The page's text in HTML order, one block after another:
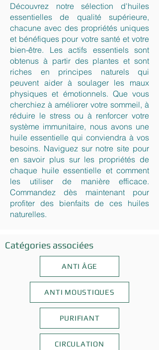
Découvrez notre sélection d'huiles
essentielles de qualité supérieure,
chacune avec des propriétés uniques
et bénéfiques pour votre santé et votre
bien-être. Les actifs essentiels sont
obtenus à partir des plantes et sont
riches en principes naturels qui
peuvent aider à soulager les maux
physiques et émotionnels. Que vous
cherchiez à améliorer votre sommeil, à
réduire le stress ou à renforcer votre
système immunitaire, nous avons une
huile essentielle qui conviendra à vos
besoins. Naviguez sur notre site pour
en savoir plus sur les propriétés de
chaque huile essentielle et comment
les utiliser de manière efficace.
Commandez dès maintenant pour
profiter des bienfaits de ces huiles
naturelles.
Catégories associées
ANTI ÂGE
ANTI MOUSTIQUES
PURIFIANT
CIRCULATION